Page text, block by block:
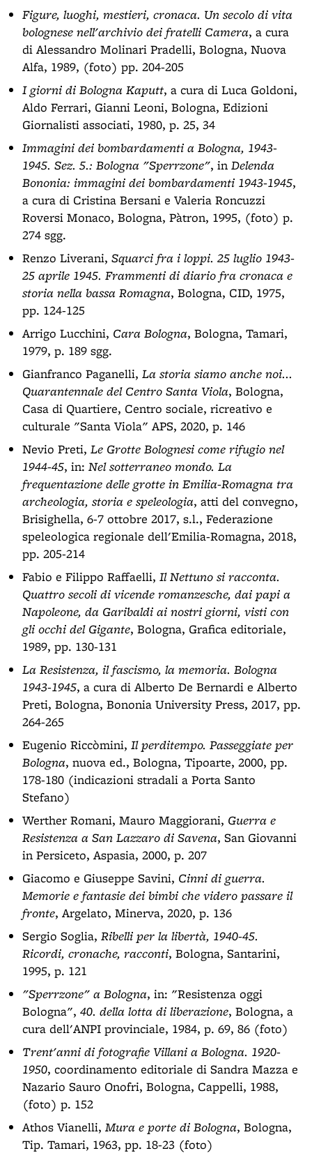
Figure, luoghi, mestieri, cronaca. Un secolo di vita
bolognese nell'archivio dei fratelli Camera, a cura
di Alessandro Molinari Pradelli, Bologna, Nuova
Alfa, 1989, (foto) pp. 204-205
I giorni di Bologna Kaputt, a cura di Luca Goldoni,
Aldo Ferrari, Gianni Leoni, Bologna, Edizioni
Giornalisti associati, 1980, p. 25, 34
Immagini dei bombardamenti a Bologna, 1943-
1945. Sez. 5.: Bologna "Sperrzone", in Delenda
Bononia: immagini dei bombardamenti 1943-1945,
a cura di Cristina Bersani e Valeria Roncuzzi
Roversi Monaco, Bologna, Pàtron, 1995, (foto) p.
274 sgg.
Renzo Liverani, Squarci fra i loppi. 25 luglio 1943-
25 aprile 1945. Frammenti di diario fra cronaca e
storia nella bassa Romagna, Bologna, CID, 1975,
pp. 124-125
Arrigo Lucchini, Cara Bologna, Bologna, Tamari,
1979, p. 189 sgg.
Gianfranco Paganelli, La storia siamo anche noi...
Quarantennale del Centro Santa Viola, Bologna,
Casa di Quartiere, Centro sociale, ricreativo e
culturale "Santa Viola" APS, 2020, p. 146
Nevio Preti, Le Grotte Bolognesi come rifugio nel
1944-45, in: Nel sotterraneo mondo. La
frequentazione delle grotte in Emilia-Romagna tra
archeologia, storia e speleologia, atti del convegno,
Brisighella, 6-7 ottobre 2017, s.l., Federazione
speleologica regionale dell'Emilia-Romagna, 2018,
pp. 205-214
Fabio e Filippo Raffaelli, Il Nettuno si racconta.
Quattro secoli di vicende romanzesche, dai papi a
Napoleone, da Garibaldi ai nostri giorni, visti con
gli occhi del Gigante, Bologna, Grafica editoriale,
1989, pp. 130-131
La Resistenza, il fascismo, la memoria. Bologna
1943-1945, a cura di Alberto De Bernardi e Alberto
Preti, Bologna, Bononia University Press, 2017, pp.
264-265
Eugenio Riccòmini, Il perditempo. Passeggiate per
Bologna, nuova ed., Bologna, Tipoarte, 2000, pp.
178-180 (indicazioni stradali a Porta Santo
Stefano)
Werther Romani, Mauro Maggiorani, Guerra e
Resistenza a San Lazzaro di Savena, San Giovanni
in Persiceto, Aspasia, 2000, p. 207
Giacomo e Giuseppe Savini, Cinni di guerra.
Memorie e fantasie dei bimbi che videro passare il
fronte, Argelato, Minerva, 2020, p. 136
Sergio Soglia, Ribelli per la libertà, 1940-45.
Ricordi, cronache, racconti, Bologna, Santarini,
1995, p. 121
"Sperrzone" a Bologna, in: "Resistenza oggi
Bologna", 40. della lotta di liberazione, Bologna, a
cura dell'ANPI provinciale, 1984, p. 69, 86 (foto)
Trent'anni di fotografie Villani a Bologna. 1920-
1950, coordinamento editoriale di Sandra Mazza e
Nazario Sauro Onofri, Bologna, Cappelli, 1988,
(foto) p. 152
Athos Vianelli, Mura e porte di Bologna, Bologna,
Tip. Tamari, 1963, pp. 18-23 (foto)